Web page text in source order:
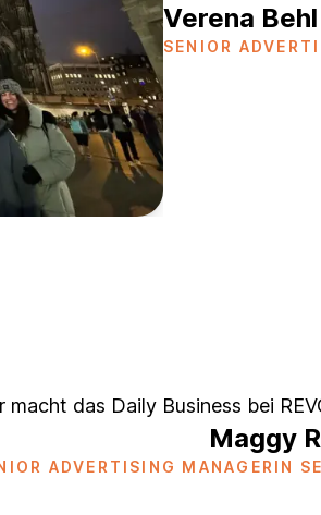
Verena Behl
SENIOR
das Daily Business bei
Maggy
ADVERTISING MANAGERIN